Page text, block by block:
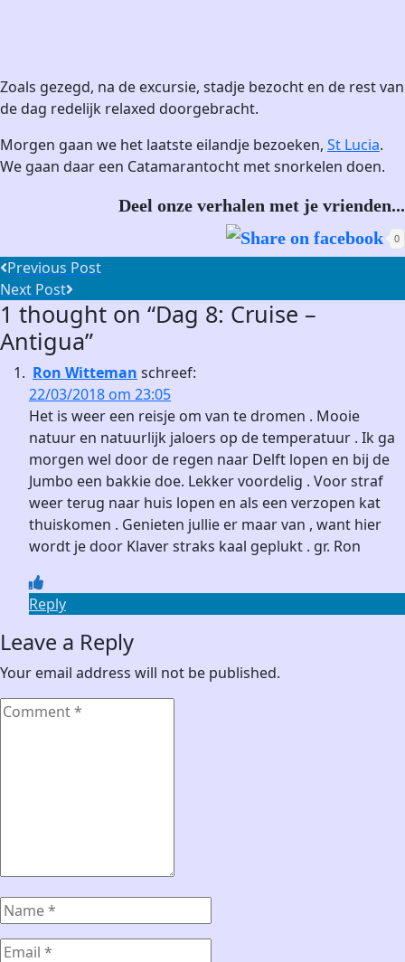
Zoals gezegd, na de excursie, stadje bezocht en de rest van
de dag redelijk relaxed doorgebracht.
Morgen gaan we het laatste eilandje bezoeken, St Lucia.
We gaan daar een Catamarantocht met snorkelen doen.
Deel onze verhalen met je vrienden...
0
Post
navigation
Previous Post
Previous
post:
Next Post
Next
Post:
1 thought on “Dag 8: Cruise –
Antigua”
Ron Witteman schreef:
22/03/2018 om 23:05
Het is weer een reisje om van te dromen . Mooie
natuur en natuurlijk jaloers op de temperatuur . Ik ga
morgen wel door de regen naar Delft lopen en bij de
Jumbo een bakkie doe. Lekker voordelig . Voor straf
weer terug naar huis lopen en als een verzopen kat
thuiskomen . Genieten jullie er maar van , want hier
wordt je door Klaver straks kaal geplukt . gr. Ron
Reply
Leave a Reply
Your email address will not be published.
*
Name
*